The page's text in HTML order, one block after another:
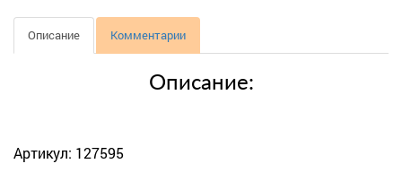
Описание Комментарии
Описание:
Артикул: 127595